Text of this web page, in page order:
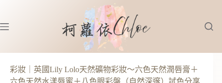
主
內
彩妝｜英國Lily Lolo天然礦物彩妝～六色天然潤唇膏＋
六色天然水漾唇蜜＋八色眼彩盤（自然深邃）試色分享